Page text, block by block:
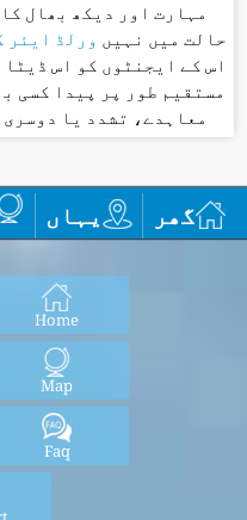
مہارت اور دیکھ بھال
حالت میں نہیں ورلڈ ایئر
اس کے ایجنٹوں کو اس
مستقیم طور پر پیدا کسی
معاہدے، تشدد یا
گھر یہاں
Home
Map
Faq